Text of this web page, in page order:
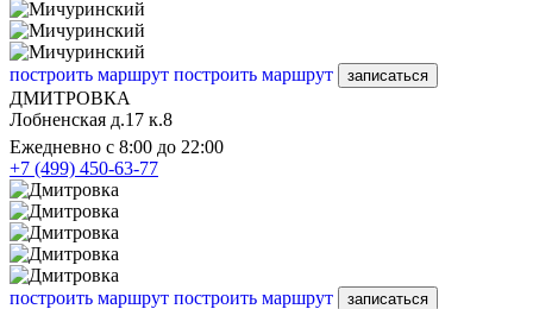
построить маршрут построить маршрут записаться
ДМИТРОВКА
Лобненская д.17 к.8
Ежедневно с 8:00 до 22:00
+7 (499) 450-63-77
построить маршрут построить маршрут записаться